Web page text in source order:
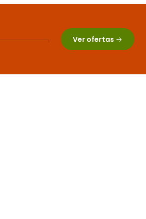
Ver ofertas